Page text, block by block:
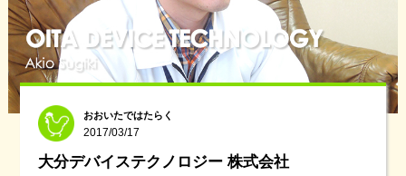
おおいたではたらく
2017/03/17
大分デバイステクノロジー 株式会社